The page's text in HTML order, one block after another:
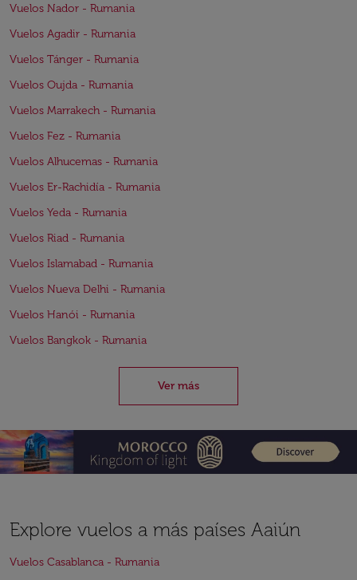
Vuelos Nador - Rumania
Vuelos Agadir - Rumania
Vuelos Tánger - Rumania
Vuelos Oujda - Rumania
Vuelos Marrakech - Rumania
Vuelos Fez - Rumania
Vuelos Alhucemas - Rumania
Vuelos Er-Rachidía - Rumania
Vuelos Yeda - Rumania
Vuelos Riad - Rumania
Vuelos Islamabad - Rumania
Vuelos Nueva Delhi - Rumania
Vuelos Hanói - Rumania
Vuelos Bangkok - Rumania
Ver más
Explore vuelos a más países Aaiún
Vuelos Casablanca - Rumania